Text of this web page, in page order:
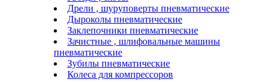
Дрели , шуруповерты пневматические
Дыроколы пневматические
Заклепочники пневматические
Зачистные , шлифовальные машины
пневматические
Зубилы пневматические
Колеса для компрессоров